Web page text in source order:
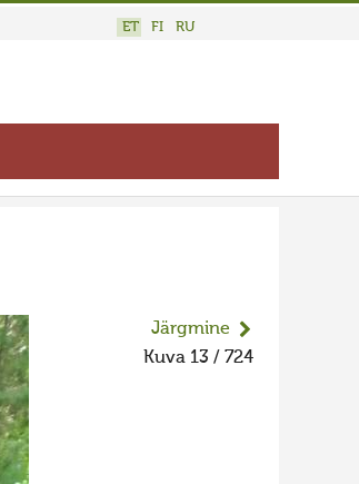
ET FI RU
Järgmine
Kuva 13 / 724